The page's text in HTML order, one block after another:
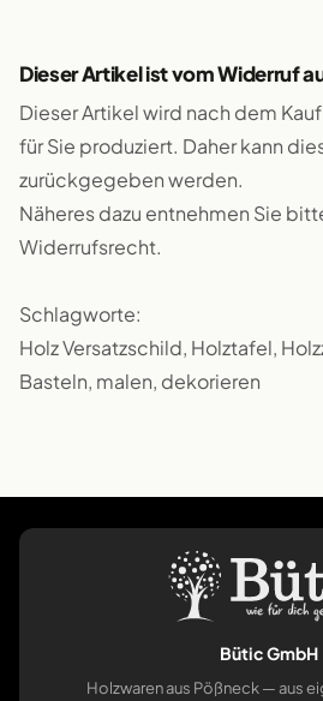
Dieser Artikel ist vom Widerruf
Dieser Artikel wird nach dem
für Sie produziert. Daher kann
zurückgegeben werden.
Näheres dazu entnehmen Sie
Widerrufsrecht.
Schlagworte:
Holz Versatzschild, Holztafel,
Basteln, malen, dekorieren
Bütic GmbH
Holzwaren aus Pößneck — aus